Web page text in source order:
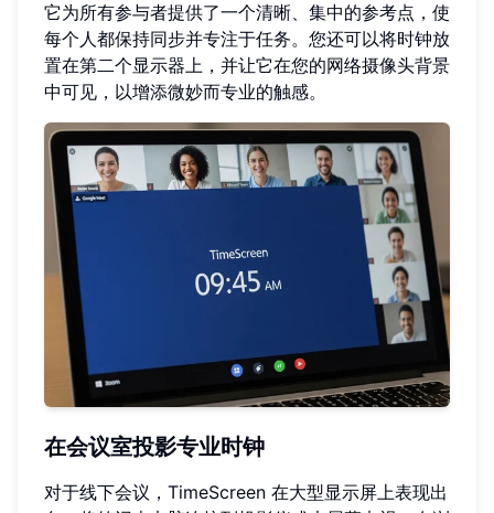
它为所有参与者提供了一个清晰、集中的参考点，使
每个人都保持同步并专注于任务。您还可以将时钟放
置在第二个显示器上，并让它在您的网络摄像头背景
中可见，以增添微妙而专业的触感。
在会议室投影专业时钟
对于线下会议，TimeScreen 在大型显示屏上表现出